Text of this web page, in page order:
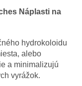
Náplasti na
hydrokoloidu
alebo
a minimalizujú
vyrážok.